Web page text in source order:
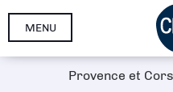
Aller
MENU